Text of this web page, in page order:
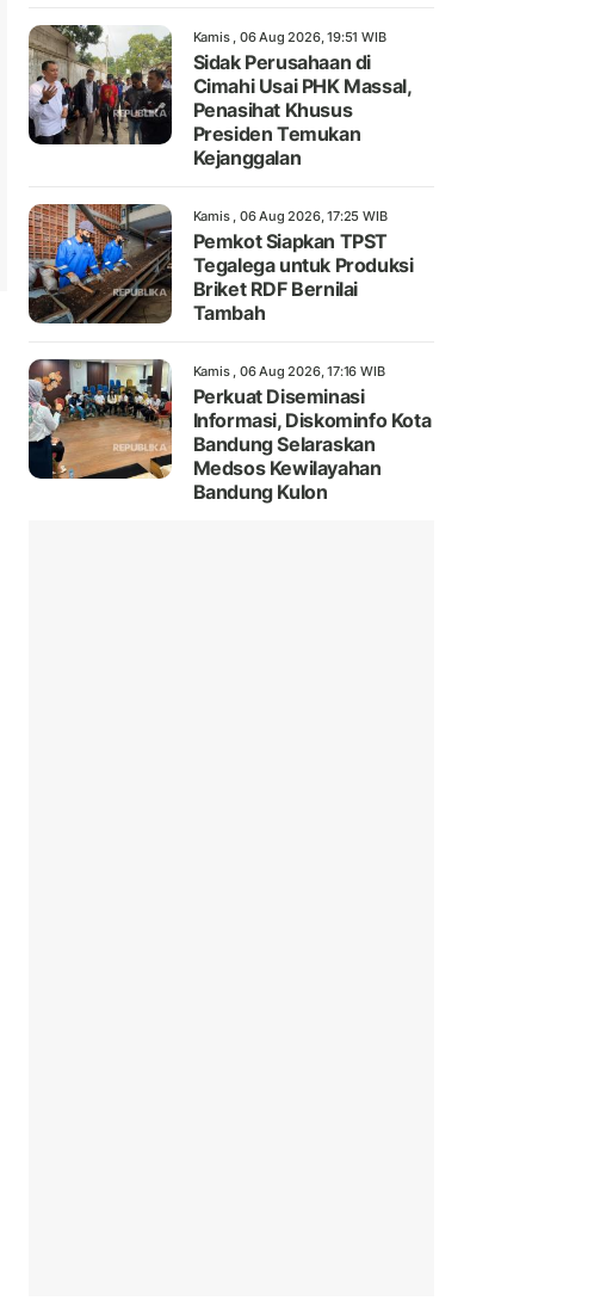
Kamis , 06 Aug 2026, 19:51 WIB
Sidak Perusahaan di
Cimahi Usai PHK Massal,
Penasihat Khusus
Presiden Temukan
Kejanggalan
Kamis , 06 Aug 2026, 17:25 WIB
Pemkot Siapkan TPST
Tegalega untuk Produksi
Briket RDF Bernilai
Tambah
Kamis , 06 Aug 2026, 17:16 WIB
Perkuat Diseminasi
Informasi, Diskominfo Kota
Bandung Selaraskan
Medsos Kewilayahan
Bandung Kulon